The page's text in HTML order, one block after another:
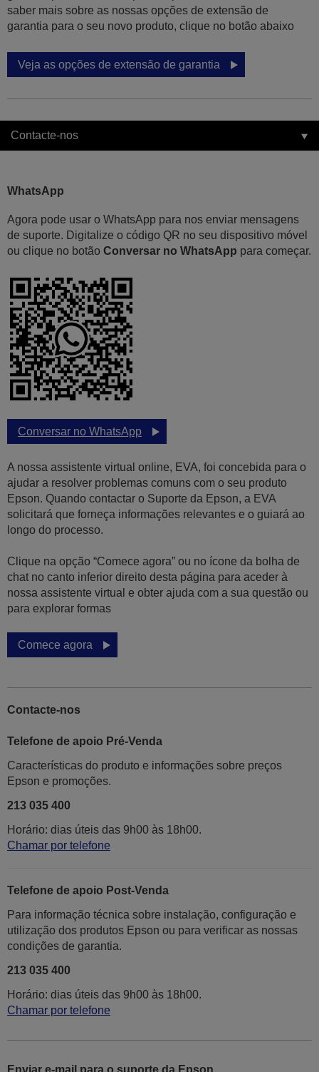
saber mais sobre as nossas opções de extensão de
garantia para o seu novo produto, clique no botão abaixo
Veja as opções de extensão de garantia
Contacte-nos
WhatsApp
Agora pode usar o WhatsApp para nos enviar mensagens
de suporte. Digitalize o código QR no seu dispositivo móvel
ou clique no botão Conversar no WhatsApp para começar.
Conversar no WhatsApp
A nossa assistente virtual online, EVA, foi concebida para o
ajudar a resolver problemas comuns com o seu produto
Epson. Quando contactar o Suporte da Epson, a EVA
solicitará que forneça informações relevantes e o guiará ao
longo do processo.
Clique na opção “Comece agora” ou no ícone da bolha de
chat no canto inferior direito desta página para aceder à
nossa assistente virtual e obter ajuda com a sua questão ou
para explorar formas
Comece agora
Contacte-nos
Telefone de apoio Pré-Venda
Características do produto e informações sobre preços
Epson e promoções.
213 035 400
Horário: dias úteis das 9h00 às 18h00.
Chamar por telefone
Telefone de apoio Post-Venda
Para informação técnica sobre instalação, configuração e
utilização dos produtos Epson ou para verificar as nossas
condições de garantia.
213 035 400
Horário: dias úteis das 9h00 às 18h00.
Chamar por telefone